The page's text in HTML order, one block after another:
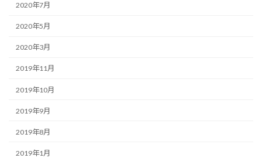
2020年7月
2020年5月
2020年3月
2019年11月
2019年10月
2019年9月
2019年8月
2019年1月